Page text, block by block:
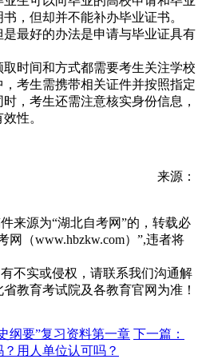
，但却并不能补办毕业证书。
最好的办法是申请与毕业证具有
时间和方式都需要考生关注学校
考生需携带相关证件并按照指定
，考生还需注意核实身份信息，
性。
来源：
来源为“湖北自考网”的，转载必
网（www.hbzkw.com）”,违者将
不实或侵权，请联系我们沟通解
教育考试院及各教育官网为准！
纲要”复习资料第一章 下一篇：
用人单位认可吗？